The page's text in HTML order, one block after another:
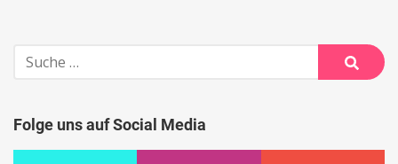
Suche
nach:
Suche
Folge uns auf Social Media